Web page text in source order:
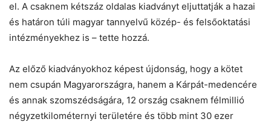
el. A csaknem kétszáz oldalas kiadványt eljuttatják a hazai
és határon túli magyar tannyelvű közép- és felsőoktatási
intézményekhez is – tette hozzá.
Az előző kiadványokhoz képest újdonság, hogy a kötet
nem csupán Magyarországra, hanem a Kárpát-medencére
és annak szomszédságára, 12 ország csaknem félmillió
négyzetkilométernyi területére és több mint 30 ezer